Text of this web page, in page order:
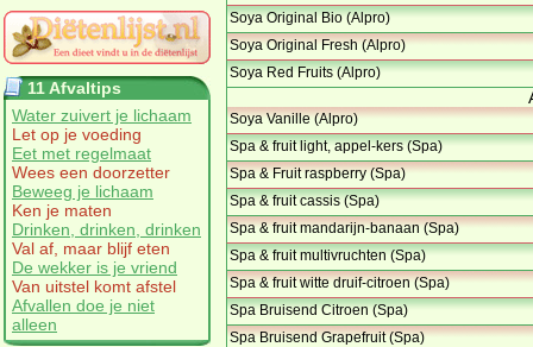
11 Afvaltips
Water zuivert je lichaam
Let op je voeding
Eet met regelmaat
Wees een doorzetter
Beweeg je lichaam
Ken je maten
Drinken, drinken, drinken
Val af, maar blijf eten
De wekker is je vriend
Van uitstel komt afstel
Afvallen doe je niet
alleen
Soya Original Bio (Alpro)
Soya Original Fresh (Alpro)
Soya Red Fruits (Alpro)
Soya Vanille (Alpro)
Spa & fruit light, appel-kers (Spa)
Spa & Fruit raspberry (Spa)
Spa & fruit cassis (Spa)
Spa & fruit mandarijn-banaan (Spa)
Spa & fruit multivruchten (Spa)
Spa & fruit witte druif-citroen (Spa)
Spa Bruisend Citroen (Spa)
Spa Bruisend Grapefruit (Spa)